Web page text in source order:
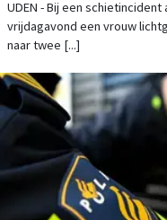
UDEN - Bij een
vrijdagavond een vrouw
naar twee [...]